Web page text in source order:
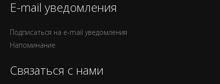
E-mail уведомления
Подписаться на e-mail уведомления
Напоминание
Связаться с нами